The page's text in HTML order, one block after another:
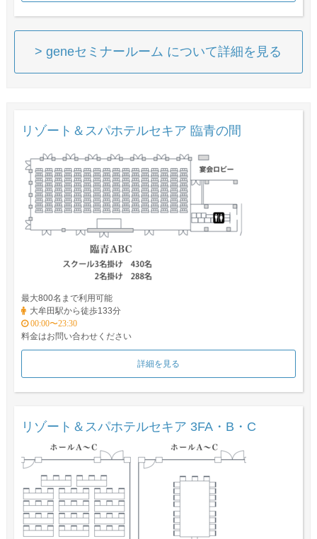
> geneセミナールーム について詳細を見る
リゾート＆スパホテルセキア 臨青の間
最大800名まで利用可能
大牟田駅から徒歩133分
00:00〜23:30
料金はお問い合わせください
詳細を見る
リゾート＆スパホテルセキア 3FA・B・C